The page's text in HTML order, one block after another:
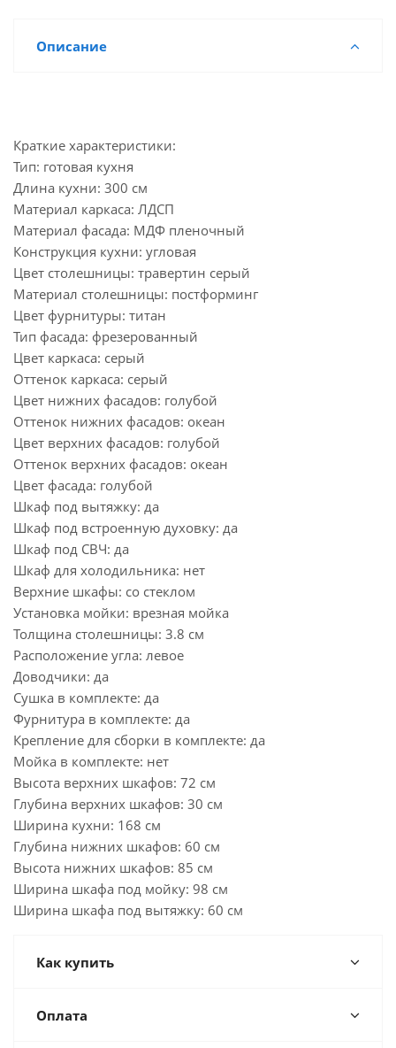
Описание
Краткие характеристики:
Тип: готовая кухня
Длина кухни: 300 см
Материал каркаса: ЛДСП
Материал фасада: МДФ пленочный
Конструкция кухни: угловая
Цвет столешницы: травертин серый
Материал столешницы: постформинг
Цвет фурнитуры: титан
Тип фасада: фрезерованный
Цвет каркаса: серый
Оттенок каркаса: серый
Цвет нижних фасадов: голубой
Оттенок нижних фасадов: океан
Цвет верхних фасадов: голубой
Оттенок верхних фасадов: океан
Цвет фасада: голубой
Шкаф под вытяжку: да
Шкаф под встроенную духовку: да
Шкаф под СВЧ: да
Шкаф для холодильника: нет
Верхние шкафы: со стеклом
Установка мойки: врезная мойка
Толщина столешницы: 3.8 см
Расположение угла: левое
Доводчики: да
Сушка в комплекте: да
Фурнитура в комплекте: да
Крепление для сборки в комплекте: да
Мойка в комплекте: нет
Высота верхних шкафов: 72 см
Глубина верхних шкафов: 30 см
Ширина кухни: 168 см
Глубина нижних шкафов: 60 см
Высота нижних шкафов: 85 см
Ширина шкафа под мойку: 98 см
Ширина шкафа под вытяжку: 60 см
Как купить
Оплата